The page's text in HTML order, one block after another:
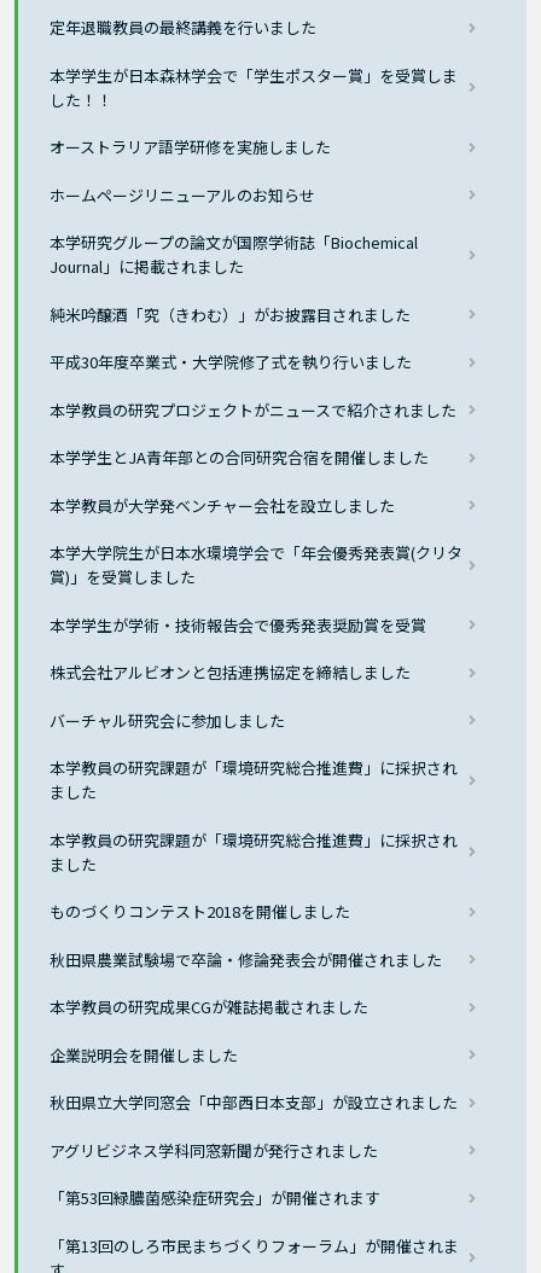
定年退職教員の最終講義を行いました
本学学生が日本森林学会で「学生ポスター賞」を受賞しま
した！！
オーストラリア語学研修を実施しました
ホームページリニューアルのお知らせ
本学研究グループの論文が国際学術誌「Biochemical
Journal」に掲載されました
純米吟醸酒「究（きわむ）」がお披露目されました
平成30年度卒業式・大学院修了式を執り行いました
本学教員の研究プロジェクトがニュースで紹介されました
本学学生とJA青年部との合同研究合宿を開催しました
本学教員が大学発ベンチャー会社を設立しました
本学大学院生が日本水環境学会で「年会優秀発表賞(クリタ
賞)」を受賞しました
本学学生が学術・技術報告会で優秀発表奨励賞を受賞
株式会社アルビオンと包括連携協定を締結しました
バーチャル研究会に参加しました
本学教員の研究課題が「環境研究総合推進費」に採択され
ました
本学教員の研究課題が「環境研究総合推進費」に採択され
ました
ものづくりコンテスト2018を開催しました
秋田県農業試験場で卒論・修論発表会が開催されました
本学教員の研究成果CGが雑誌掲載されました
企業説明会を開催しました
秋田県立大学同窓会「中部西日本支部」が設立されました
アグリビジネス学科同窓新聞が発行されました
「第53回緑膿菌感染症研究会」が開催されます
「第13回のしろ市民まちづくりフォーラム」が開催されま